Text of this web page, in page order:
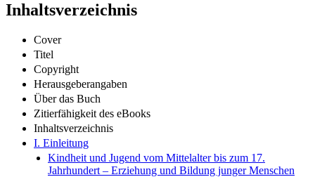
Inhaltsverzeichnis
Cover
Titel
Copyright
Herausgeberangaben
Über das Buch
Zitierfähigkeit des eBooks
Inhaltsverzeichnis
I. Einleitung
Kindheit und Jugend vom Mittelalter bis zum 17.
Jahrhundert – Erziehung und Bildung junger Menschen